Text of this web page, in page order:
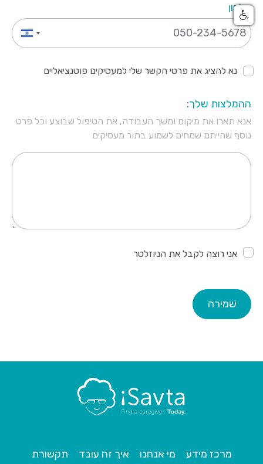
טלפון
נא להציג את פרטי הקשר שלי למעסיקים פוטנציאליים
ההמלצות שלך:
אנא תארו את מיקום ומשך העבודה, את הטיפול שבוצע וכל פרט
נוסף שהייתם שמחים לשמוע בתור מעסיקים
אני רוצה לקבל את הניוזלטר
שמירה
מרכז מידע מי אנחנו איך זה עובד
תקשורת